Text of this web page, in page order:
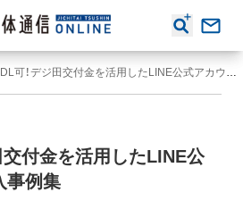
無料DL可！デジ田交付金を活用したLINE公式アカウント導入事例集
交付金を活用したLINE公
事例集